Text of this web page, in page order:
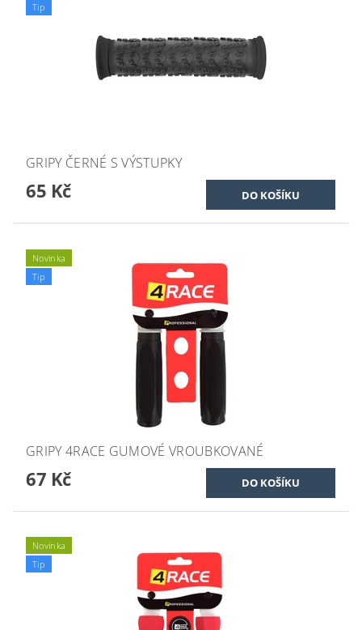
Tip
GRIPY ČERNÉ S VÝSTUPKY
65 Kč
Novinka
Tip
GRIPY 4RACE GUMOVÉ VROUBKOVANÉ
67 Kč
Novinka
Tip